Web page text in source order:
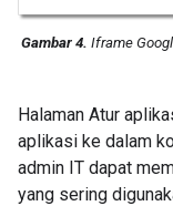
Gambar 4. Iframe
Halaman Atur
aplikasi ke dalam
admin IT dapat
yang sering